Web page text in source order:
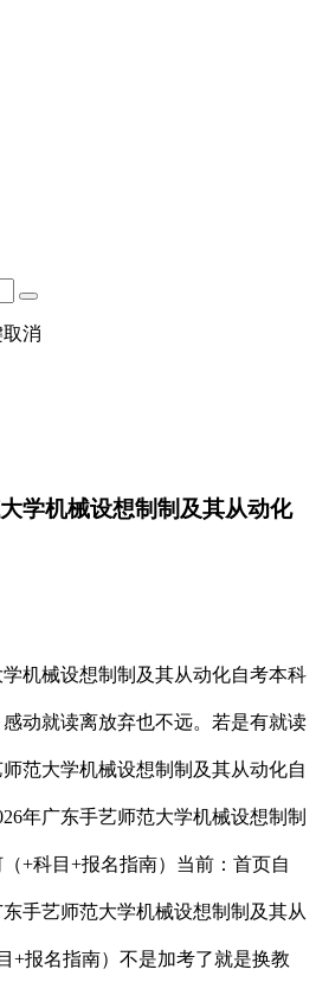
取消
学机械设想制制及其从动化
械设想制制及其从动化自考本科
动就读离放弃也不远。若是有就读
范大学机械设想制制及其从动化自
年广东手艺师范大学机械设想制制
+科目+报名指南）当前：首页自
手艺师范大学机械设想制制及其从
+报名指南）不是加考了就是换教